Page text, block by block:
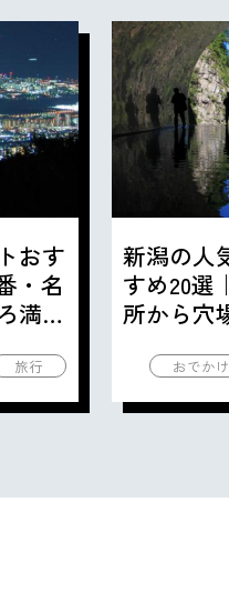
おす
・名
満載
旅行
新潟の人
すめ20選
所から穴
おでか